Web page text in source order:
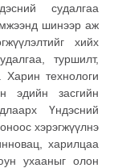
судалгаа
шинээр аж
хийх
туршилт,
Харин технологи
эдийн засгийн
Үндэсний
хэрэгжүүлнэ
харилцаа
ухааныг олон